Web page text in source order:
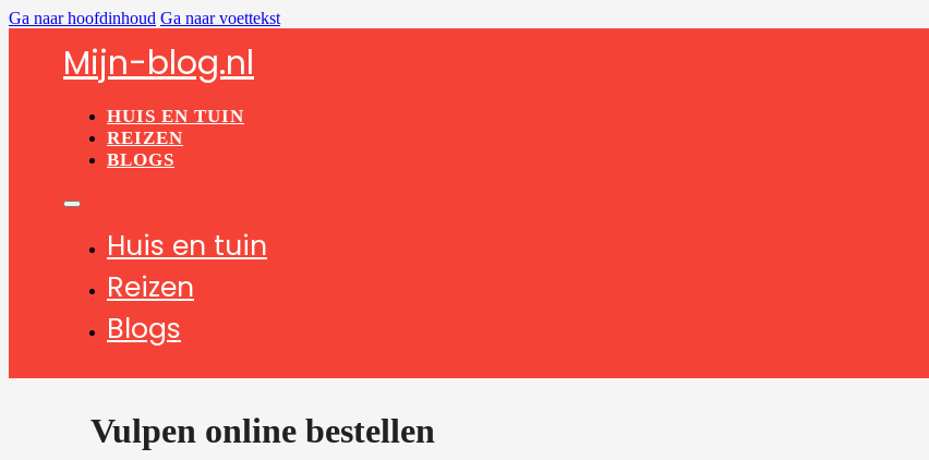
Ga naar hoofdinhoud Ga naar voettekst
Mijn-blog.nl
HUIS EN TUIN
REIZEN
BLOGS
Huis en tuin
Reizen
Blogs
Vulpen online bestellen